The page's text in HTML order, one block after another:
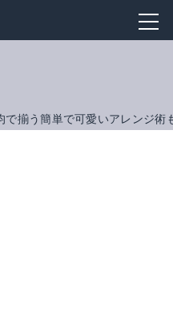
揃う簡単で可愛いアレンジ術